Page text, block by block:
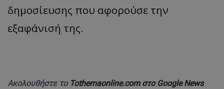
δημοσίευσης που αφορούσε την
εξαφάνισή της.
Ακολουθήστε το Tothemaonline.com στο Google News